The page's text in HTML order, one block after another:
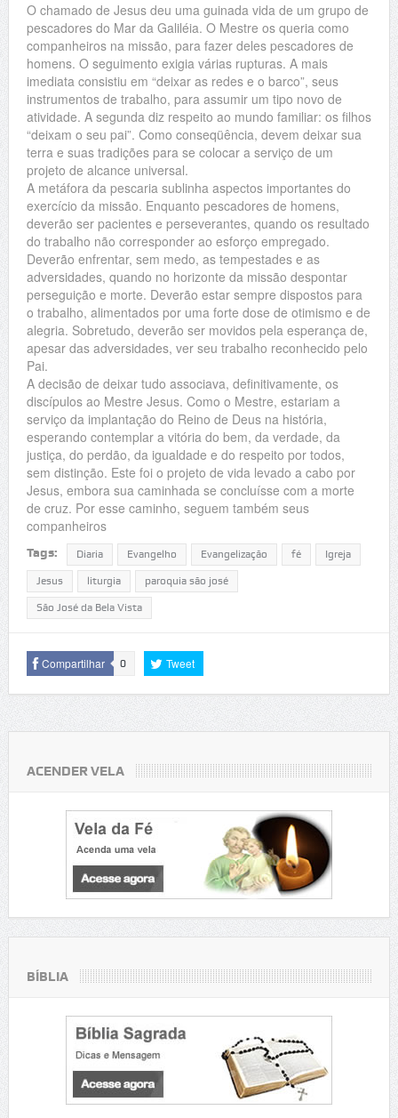
O chamado de Jesus deu uma guinada vida de um grupo de
pescadores do Mar da Galiléia. O Mestre os queria como
companheiros na missão, para fazer deles pescadores de
homens. O seguimento exigia várias rupturas. A mais
imediata consistiu em “deixar as redes e o barco”, seus
instrumentos de trabalho, para assumir um tipo novo de
atividade. A segunda diz respeito ao mundo familiar: os filhos
“deixam o seu pai”. Como conseqüência, devem deixar sua
terra e suas tradições para se colocar a serviço de um
projeto de alcance universal.
A metáfora da pescaria sublinha aspectos importantes do
exercício da missão. Enquanto pescadores de homens,
deverão ser pacientes e perseverantes, quando os resultado
do trabalho não corresponder ao esforço empregado.
Deverão enfrentar, sem medo, as tempestades e as
adversidades, quando no horizonte da missão despontar
perseguição e morte. Deverão estar sempre dispostos para
o trabalho, alimentados por uma forte dose de otimismo e de
alegria. Sobretudo, deverão ser movidos pela esperança de,
apesar das adversidades, ver seu trabalho reconhecido pelo
Pai.
A decisão de deixar tudo associava, definitivamente, os
discípulos ao Mestre Jesus. Como o Mestre, estariam a
serviço da implantação do Reino de Deus na história,
esperando contemplar a vitória do bem, da verdade, da
justiça, do perdão, da igualdade e do respeito por todos,
sem distinção. Este foi o projeto de vida levado a cabo por
Jesus, embora sua caminhada se concluísse com a morte
de cruz. Por esse caminho, seguem também seus
companheiros
Tags: Diaria Evangelho Evangelização fé Igreja
Jesus liturgia paroquia são josé
São José da Bela Vista
Compartilhar 0 Tweet
ACENDER VELA
BÍBLIA